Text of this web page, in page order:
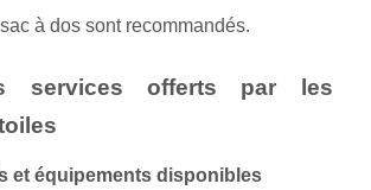
à dos sont recommandés.
services offerts par les
et équipements disponibles